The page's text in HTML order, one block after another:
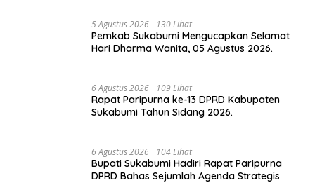
5 Agustus 2026 130 Lihat
Pemkab Sukabumi Mengucapkan Selamat
Hari Dharma Wanita, 05 Agustus 2026.
6 Agustus 2026 109 Lihat
Rapat Paripurna ke-13 DPRD Kabupaten
Sukabumi Tahun Sidang 2026.
6 Agustus 2026 104 Lihat
Bupati Sukabumi Hadiri Rapat Paripurna
DPRD Bahas Sejumlah Agenda Strategis